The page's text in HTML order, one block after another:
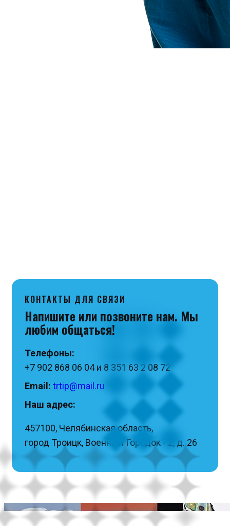
КОНТАКТЫ ДЛЯ СВЯЗИ
Напишите или позвоните нам. Мы
любим общаться!
Телефоны:
+7 902 868 06 04 и 8 351 63 2 08 72
Email: trtip@mail.ru
Наш адрес:
457100, Челябинская область,
город Троицк, Военный Городок - 2, д. 26